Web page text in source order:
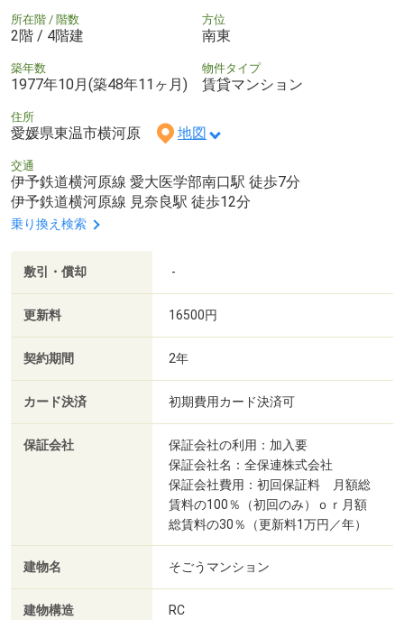
所在階 / 階数
2階 / 4階建
方位
南東
築年数
1977年10月(築48年11ヶ月)
物件タイプ
賃貸マンション
住所
愛媛県東温市横河原 地図
交通
伊予鉄道横河原線 愛大医学部南口駅 徒歩7分
伊予鉄道横河原線 見奈良駅 徒歩12分
乗り換え検索
敷引・償却 -
更新料 16500円
契約期間 2年
カード決済 初期費用カード決済可
保証会社
保証会社の利用：加入要
保証会社名：全保連株式会社
保証会社費用：初回保証料 月額総
賃料の100％（初回のみ）ｏｒ月額
総賃料の30％（更新料1万円／年）
建物名 そごうマンション
建物構造 RC